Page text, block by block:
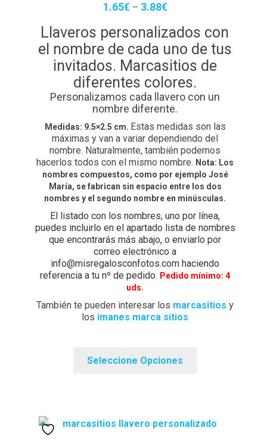
1.65€– 3.88€
Llaveros personalizados con
el nombre de cada uno de tus
invitados. Marcasitios de
diferentes colores.
Personalizamos cada llavero con un
nombre diferente.
Medidas: 9.5×2.5 cm. Estas medidas son las
máximas y van a variar dependiendo del
nombre. Naturalmente, también podemos
hacerlos todos con el mismo nombre. Nota: Los
nombres compuestos, como por ejemplo José
María, se fabrican sin espacio entre los dos
nombres y el segundo nombre en minúsculas.
El listado con los nombres, uno por línea,
puedes incluirlo en el apartado lista de nombres
que encontrarás más abajo, o enviarlo por
correo electrónico a
info@misregalosconfotos.com haciendo
referencia a tu nº de pedido. Pedido mínimo: 4
uds.
También te pueden interesar los marcasitios y
los imanes marca sitios
Seleccione Opciones